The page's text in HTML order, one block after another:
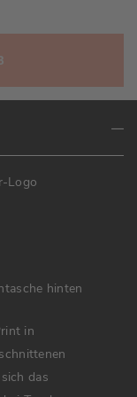
Logo
hinten
in
das